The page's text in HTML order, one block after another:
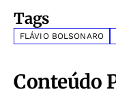
Tags
FLÁVIO BOLSONARO